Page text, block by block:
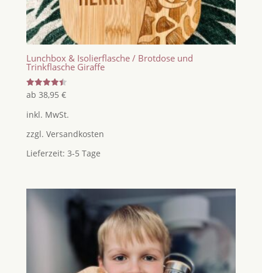
Lunchbox & Isolierflasche / Brotdose und
Trinkflasche Giraffe
Bewertet
mit
von 5
ab 38,95 €
inkl. MwSt.
zzgl. Versandkosten
Lieferzeit: 3-5 Tage